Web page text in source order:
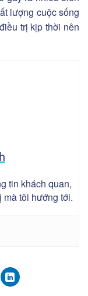
lượng cuộc sống
trị kịp thời nên
tin khách quan,
tôi hướng tới.